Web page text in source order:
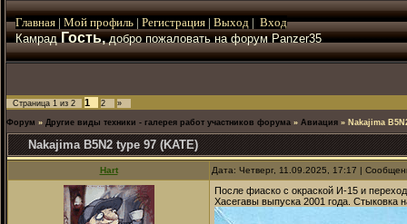
Главная | Мой профиль | Регистрация | Выход | Вход
КамрадГость,добро пожаловать на форум Panzer35
Страница 1 из 2 1 2 »
Форум » Другие виды техники - галерея работ участников форума » Авиация » Nakajima
Nakajima B5N2 type 97 (KATE)
Hart Дата: Четверг, 11.09.2025, 17:17 |
После фиаско с окраской И-15 и
Хасегавы выпуска 2001 года. Стыковка